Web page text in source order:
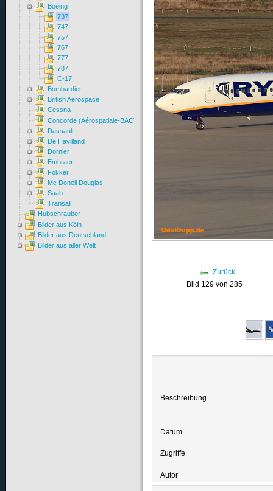
Zurück
Bild 129 von 285
Beschreibung
Datum
Zugriffe
Autor
Boeing
737
747
757
767
777
787
C-17
Bombardier
British Aerospace
Cessna
Concorde (Aérospatiale-BAC)
Dassault
De Havilland
Dornier
Embraer
Fokker
Mc Donell Douglas
Saab
Transall
Hubschrauber
Bilder aus Köln
Bilder aus Deutschland
Bilder aus aller Welt